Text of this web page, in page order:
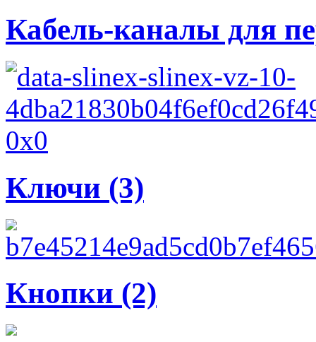
Кабель-каналы для
Ключи (3)
Кнопки (2)